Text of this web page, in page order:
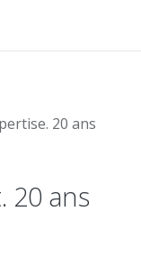
20 ans
20 ans